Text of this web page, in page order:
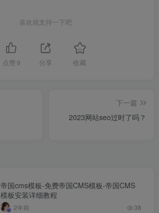
喜欢就支持一下吧
点赞 9 分享 收藏
下一篇
2023网站seo过时了吗？
帝国cms模板-免费帝国CMS模板-帝国CMS
模板安装详细教程
2年前 38